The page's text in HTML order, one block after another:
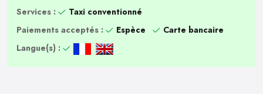
Services :
Taxi conventionné
Paiements acceptés :
Espèce
Carte bancaire
Langue(s) :